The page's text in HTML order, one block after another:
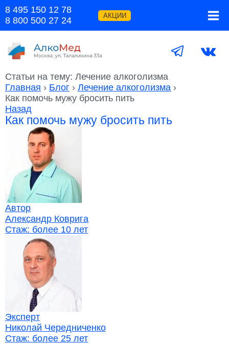
Перейти
содержимому
8 495 150 12 78
8 800 500 27 24
АКЦИИ
Статьи на тему: Лечение алкоголизма
Главная › Блог › Лечение алкоголизма ›
Как помочь мужу бросить пить
Назад
Как помочь мужу бросить пить
Автор
Александр Коврига
Стаж: более 10 лет
Эксперт
Николай Чередниченко
Стаж: более 25 лет